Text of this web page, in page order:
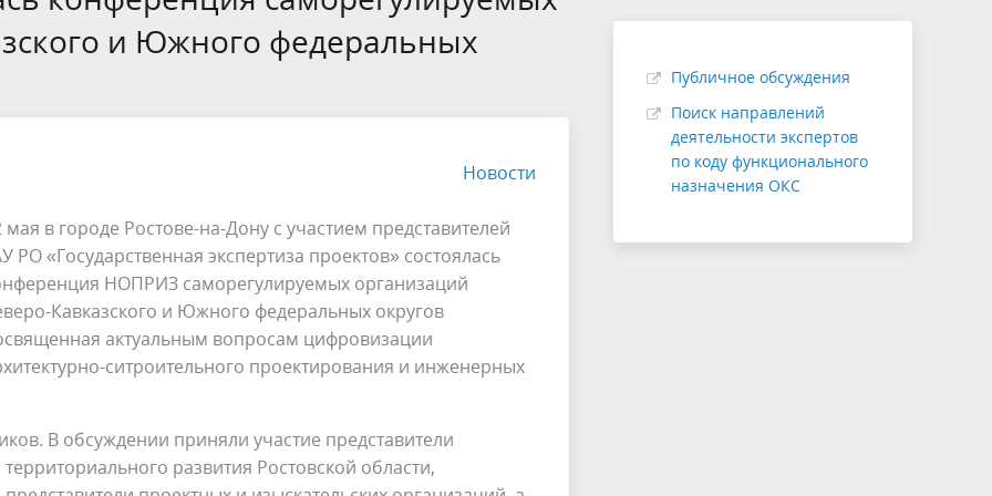
Обращения граждан
проектирование
соответствии с п. 45(14)
Технологический и ценовой аудит
Проверка сметной стоимости
Экспертиза с применением ТИМ
(рассмотрение ЦИМ)
определения сметной
Пупкин
и Южного федеральных
Новости
мая в городе Ростове-на-Дону с участием представителей
РО «Государственная экспертиза проектов» состоялась
НОПРИЗ саморегулируемых организаций
Кавказского и Южного федеральных округов
актуальным вопросам цифровизации
ситроительного проектирования и инженерных
В обсуждении приняли участие представители
развития Ростовской области,
Публичное обсуждения
Поиск направлений
деятельности экспертов
по коду функционального
назначения ОКС